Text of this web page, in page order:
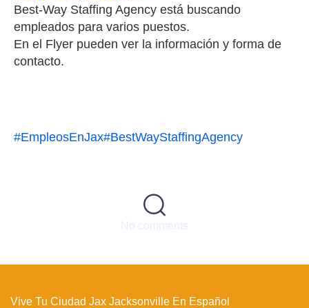
Best-Way Staffing Agency está buscando
empleados para varios puestos.
En el Flyer pueden ver la información y forma de
contacto.
#EmpleosEnJax#BestWayStaffingAgency
No comments
Vive Tu Ciudad Jax Jacksonville En Español